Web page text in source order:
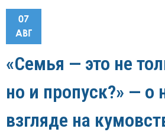
07
АВГ
«Семья — это не
но и пропуск?» — о
взгляде на